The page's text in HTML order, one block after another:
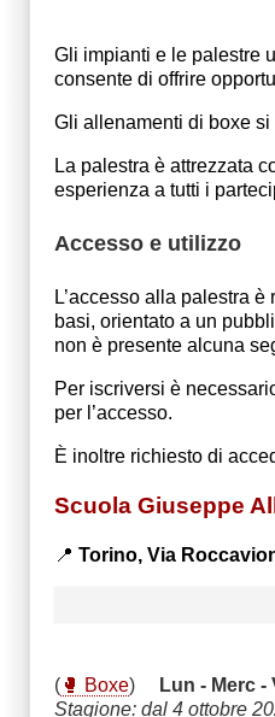
Gli impianti e le palestre
consente di offrire
Gli allenamenti di boxe
La palestra è attrezzata
esperienza a tutti i
Accesso e utilizzo
L’accesso alla palestra
basi, orientato a un
non è presente alcuna
Per iscriversi è
per l’accesso.
È inoltre richiesto di
Scuola Giuseppe
📍 Torino, Via
( 🥊 Boxe)
Lun - Merc -
Stagione: dal 4 ottobre